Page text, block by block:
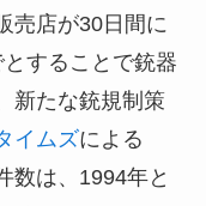
売店が30日間に
することで銃器
新たな銃規制策
イムズによる
数は、1994年と